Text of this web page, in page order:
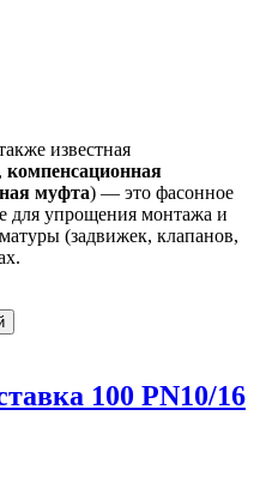
известная
, компенсационная
муфта) — это фасонное
для упрощения монтажа и
(задвижек, клапанов,
100 PN10/16